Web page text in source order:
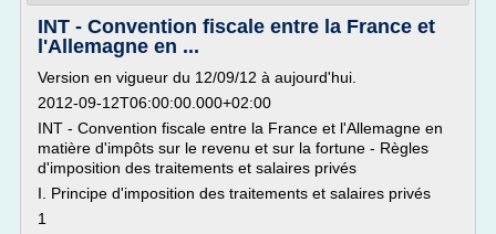
INT - Convention fiscale entre la France et
l'Allemagne en ...
Version en vigueur du 12/09/12 à aujourd'hui.
2012-09-12T06:00:00.000+02:00
INT - Convention fiscale entre la France et l'Allemagne en
matière d'impôts sur le revenu et sur la fortune - Règles
d'imposition des traitements et salaires privés
I. Principe d'imposition des traitements et salaires privés
1